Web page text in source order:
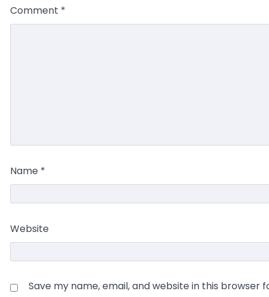
Comment *
Name *
Website
Save my name, email, and website in this browser